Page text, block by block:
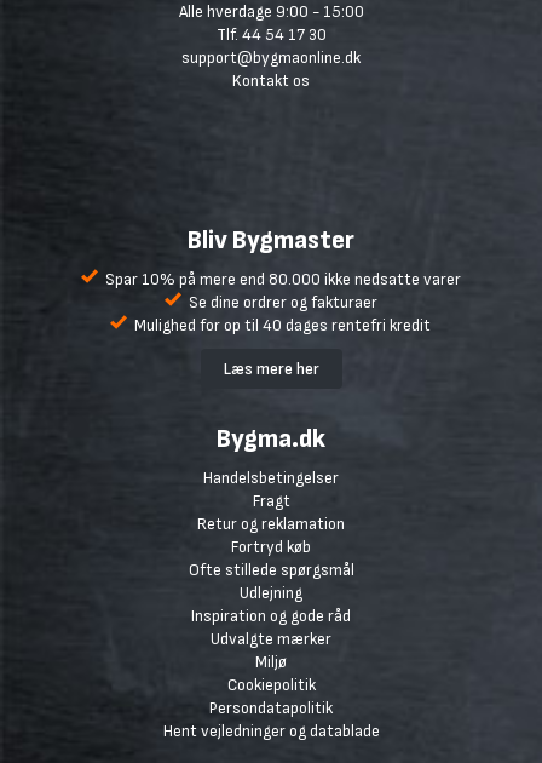
Alle hverdage 9:00 - 15:00
Tlf. 44 54 17 30
support@bygmaonline.dk
Kontakt os
Bliv Bygmaster
Spar 10% på mere end 80.000 ikke nedsatte varer
Se dine ordrer og fakturaer
Mulighed for op til 40 dages rentefri kredit
Læs mere her
Bygma.dk
Handelsbetingelser
Fragt
Retur og reklamation
Fortryd køb
Ofte stillede spørgsmål
Udlejning
Inspiration og gode råd
Udvalgte mærker
Miljø
Cookiepolitik
Persondatapolitik
Hent vejledninger og datablade